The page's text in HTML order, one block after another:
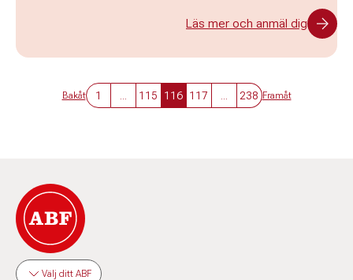
Läs mer och anmäl dig
Bakåt 1 115 116 117 238 Framåt
Välj ditt ABF